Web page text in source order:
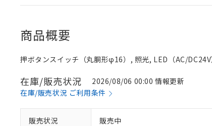
商品概要
押ボタンスイッチ（丸胴形φ16）, 照光, LED（AC/
在庫/販売状況
2026/08/06 00:00 情報更新
在庫/販売状況 ご利用条件
販売状況 販売中